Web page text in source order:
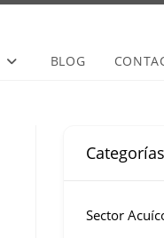
BLOG
Categorías
Sector